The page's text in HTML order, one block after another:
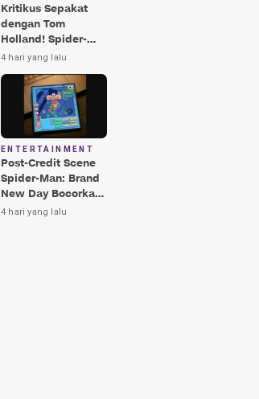
Kritikus Sepakat
dengan Tom
Holland! Spider-
Man: Brand New
Terbaik Era MCU
4 hari yang lalu
ENTERTAINMENT
Post-Credit Scene
Spider-Man: Brand
New Day Bocorkan
Lokasi Peter di Luar
4 hari yang lalu